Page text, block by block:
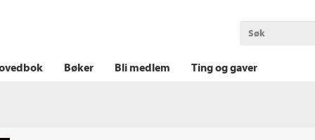
Bøker Bli medlem Ting og gaver